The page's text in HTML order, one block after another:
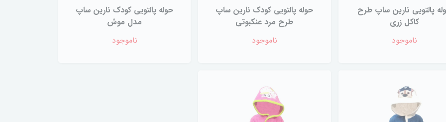
پالتویی نارین ساپ طرح
کاکل زری
ناموجود
حوله پالتویی کودک نارین ساپ
طرح مرد عنکبوتی
ناموجود
حوله پالتویی کودک نارین ساپ
مدل موش
ناموجود